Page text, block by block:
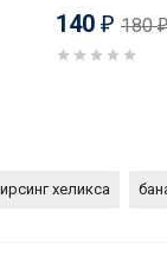
140 ₽ 180₽
хеликса